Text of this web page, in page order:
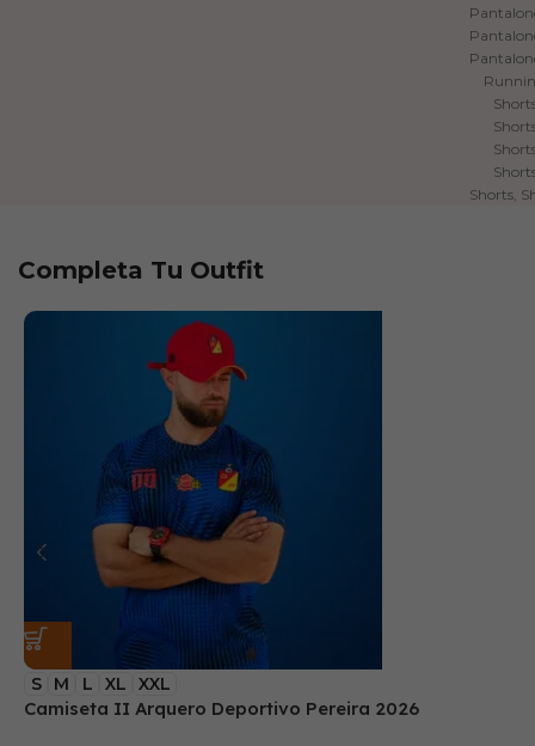
Shorts,
Completa Tu Outfit
S M L XL XXL
Camiseta II Arquero Deportivo Pereira 2026